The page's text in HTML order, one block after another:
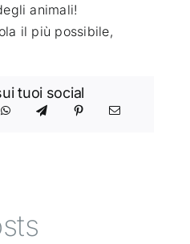
animali!
il più possibile,
tuoi social